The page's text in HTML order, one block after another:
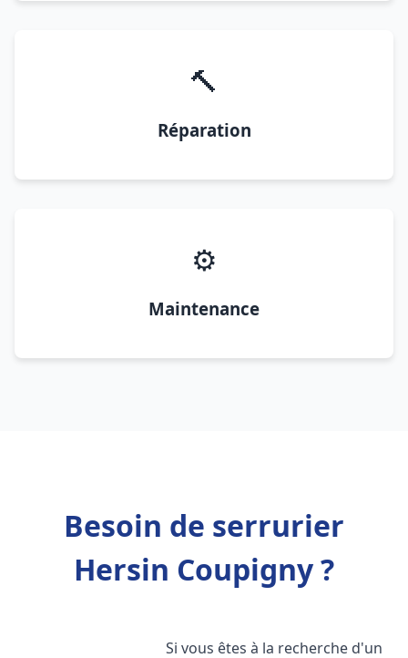
🔨
Réparation
⚙️
Maintenance
Besoin de serrurier
Hersin Coupigny ?
Si vous êtes à la recherche d'un